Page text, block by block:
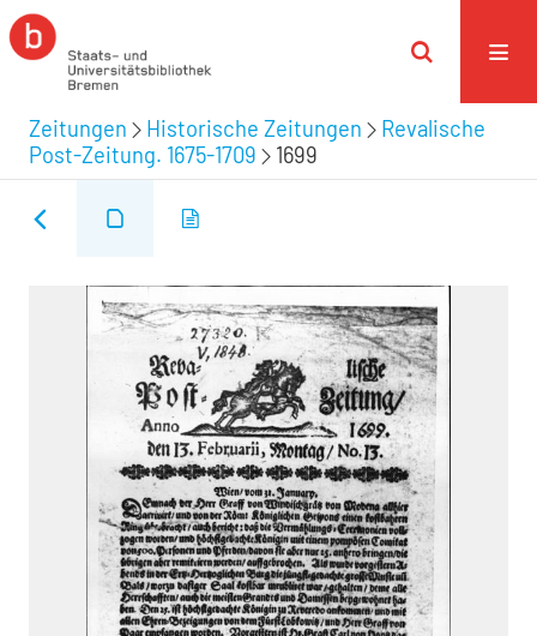
Zeitungen Historische Zeitungen
Revalische
Post-Zeitung. 1675-1709
1699